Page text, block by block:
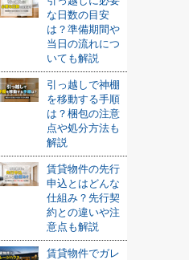
な日数の目安
は？準備期間や
当日の流れにつ
いても解説
引っ越しで神棚
を移動する手順
は？梱包の注意
点や処分方法も
解説
賃貸物件の先行
申込とはどんな
仕組み？先行契
約との違いや注
意点も解説
賃貸物件でガレ